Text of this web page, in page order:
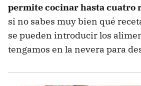
permite cocinar hasta cuatro
si no sabes muy bien qué
se pueden introducir los
tengamos en la nevera para